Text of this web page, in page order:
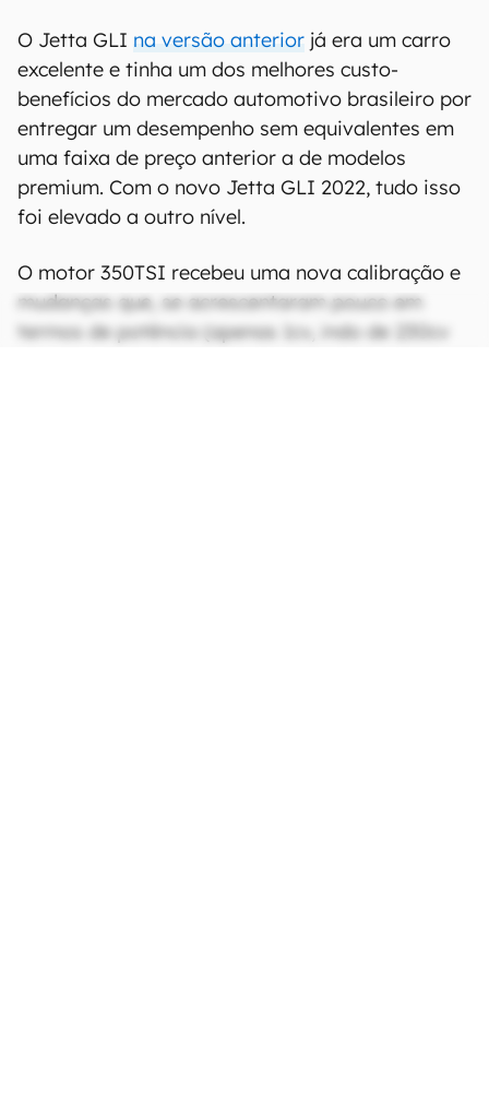
O Jetta GLI na versão anterior já era um carro
excelente e tinha um dos melhores custo-
benefícios do mercado automotivo brasileiro por
entregar um desempenho sem equivalentes em
uma faixa de preço anterior a de modelos
premium. Com o novo Jetta GLI 2022, tudo isso
foi elevado a outro nível.
O motor 350TSI recebeu uma nova calibração e
mudanças que, se acrescentaram pouco em
termos de potência (apenas 1cv, indo de 230cv